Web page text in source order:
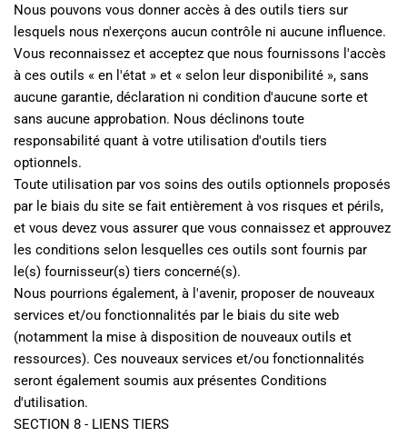
Nous pouvons vous donner accès à des outils tiers sur
lesquels nous n'exerçons aucun contrôle ni aucune influence.
Vous reconnaissez et acceptez que nous fournissons l'accès
à ces outils « en l'état » et « selon leur disponibilité », sans
aucune garantie, déclaration ni condition d'aucune sorte et
sans aucune approbation. Nous déclinons toute
responsabilité quant à votre utilisation d'outils tiers
optionnels.
Toute utilisation par vos soins des outils optionnels proposés
par le biais du site se fait entièrement à vos risques et périls,
et vous devez vous assurer que vous connaissez et approuvez
les conditions selon lesquelles ces outils sont fournis par
le(s) fournisseur(s) tiers concerné(s).
Nous pourrions également, à l'avenir, proposer de nouveaux
services et/ou fonctionnalités par le biais du site web
(notamment la mise à disposition de nouveaux outils et
ressources). Ces nouveaux services et/ou fonctionnalités
seront également soumis aux présentes Conditions
d'utilisation.
SECTION 8 - LIENS TIERS